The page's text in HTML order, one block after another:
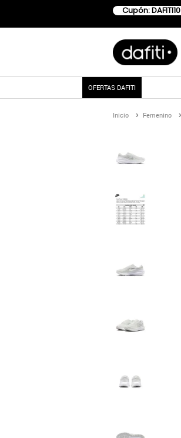
Cupón: DAFITI10
OFERTAS DAFITI
Inicio Femenino